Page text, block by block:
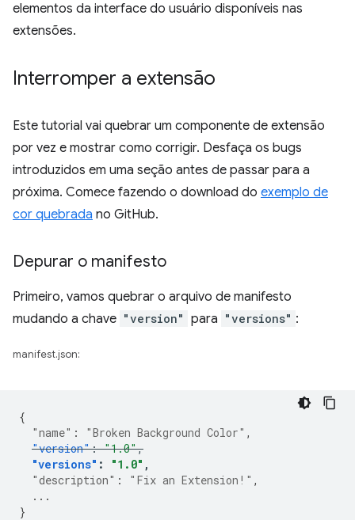
elementos da interface do usuário disponíveis nas
extensões.
Interromper a extensão
Este tutorial vai quebrar um componente de extensão
por vez e mostrar como corrigir. Desfaça os bugs
introduzidos em uma seção antes de passar para a
próxima. Comece fazendo o download do exemplo de
cor quebrada no GitHub.
Depurar o manifesto
Primeiro, vamos quebrar o arquivo de manifesto
mudando a chave "version" para "versions" :
manifest.json:
{
"name" : "Broken Background Color" ,
"version": "1.0",
"versions" : "1.0" ,
"description" : "Fix an Extension!" ,
...
}